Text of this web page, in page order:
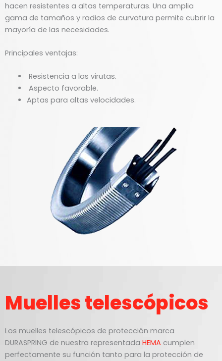
hacen resistentes a altas temperaturas. Una amplia
gama de tamaños y radios de curvatura permite cubrir la
mayoría de las necesidades.
Principales ventajas:
Resistencia a las virutas.
Aspecto favorable.
Aptas para altas velocidades.
Muelles telescópicos
Los muelles telescópicos de protección marca
DURASPRING de nuestra representada HEMA cumplen
perfectamente su función tanto para la protección de